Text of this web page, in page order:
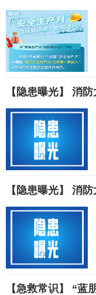
【隐患曝光】 消
【隐患曝光】 消
【急救常识】 “蓝